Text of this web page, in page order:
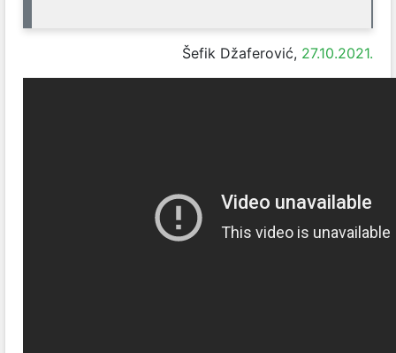
Šefik Džaferović, 27.10.2021.